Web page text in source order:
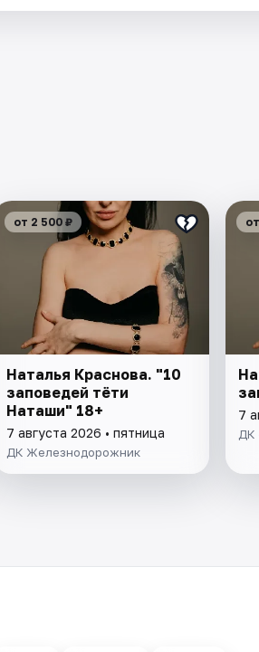
от 2 500 ₽
Наталья Краснова. "10
заповедей тёти
Наташи" 18+
7 августа 2026 • пятница
ДК Железнодорожник
7
ДК